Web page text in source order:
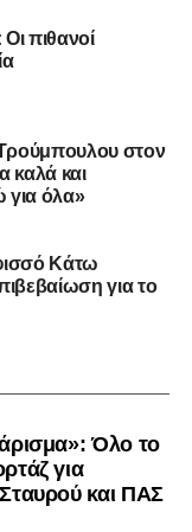
πιθανοί
στον
καλά και
όλα»
Κάτω
για το
Όλο το
για
και ΠΑΣ